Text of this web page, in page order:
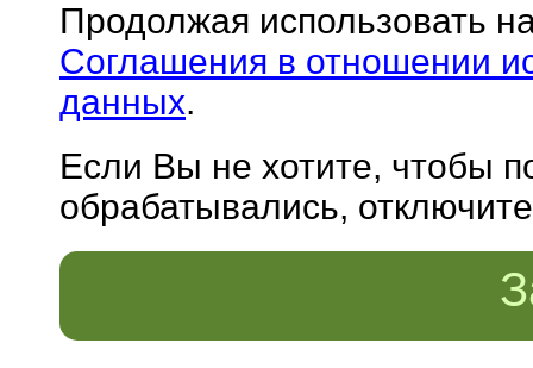
Продолжая использовать
Соглашения в отношении
данных.
Если Вы не хотите, чтобы
обрабатывались,